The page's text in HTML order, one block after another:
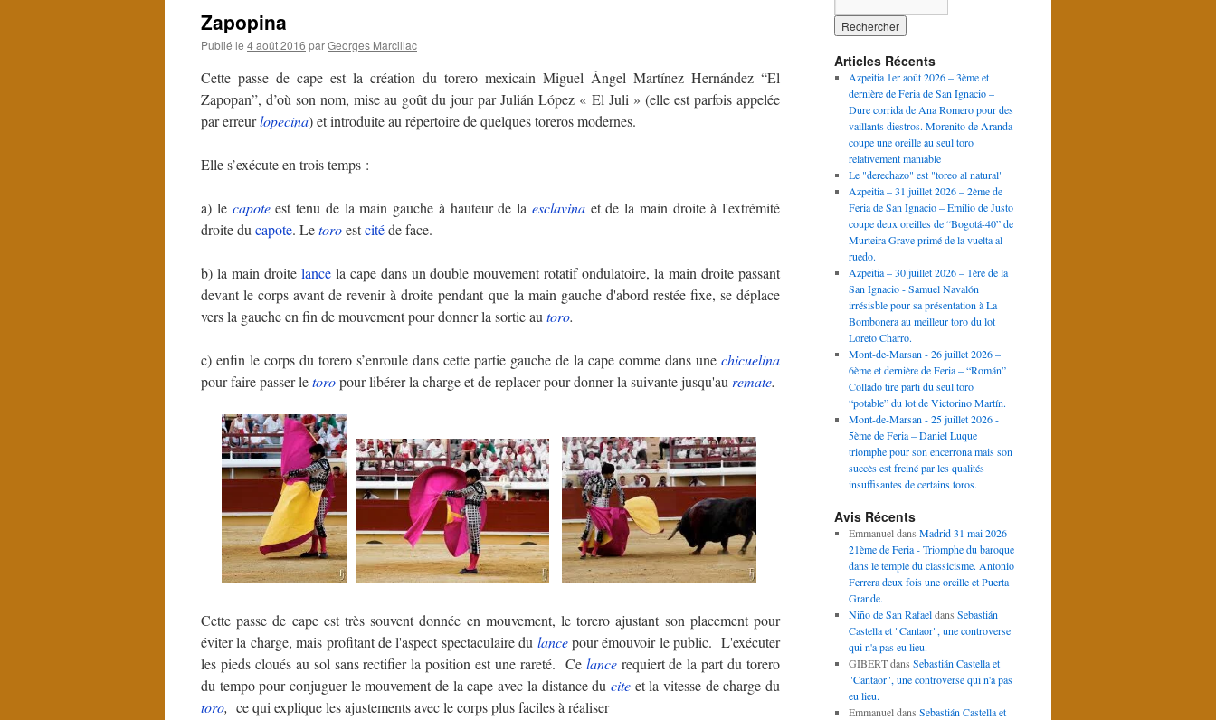
Zapopina
Publié le 4 août 2016 parGeorges Marcillac
Cette passe de cape est la création du torero mexicain Miguel Ángel Martínez Hernández “El
Zapopan”, d’où son nom, mise au goût du jour par Julián López « El Juli » (elle est parfois appelée
par erreurlopecina) et introduite au répertoire de quelques toreros modernes.
Elle s’exécute en trois temps :
a) le capoteest tenu de la main gauche à hauteur de la esclavinaet de la main droite à l'extrémité
droite du capote. Letoroestcitéde face.
b) la main droite lancela cape dans un double mouvement rotatif ondulatoire, la main droite passant
devant le corps avant de revenir à droite pendant que la main gauche d'abord restée fixe, se déplace
vers la gauche en fin de mouvement pour donner la sortie au toro.
c) enfin le corps du torero s’enroule dans cette partie gauche de la cape comme dans une chicuelina
pour faire passer letoropour libérer la charge et de replacer pour donner la suivante jusqu'au remate.
Cette passe de cape est très souvent donnée en mouvement, le torero ajustant son placement pour
éviter la charge, mais profitant de l'aspect spectaculaire du lancepour émouvoir le public. L'exécuter
les pieds cloués au sol sans rectifier la position est une rareté. Ce lancerequiert de la part du torero
du tempo pour conjuguer le mouvement de la cape avec la distance du citeet la vitesse de charge du
toro, ce qui explique les ajustements avec le corps plus faciles à réaliser
Articles Récents
Azpeitia 1er août 2026 – 3ème et
dernière de Feria de San Ignacio –
Dure corrida de Ana Romero pour des
vaillants diestros. Morenito de Aranda
coupe une oreille au seul toro
relativement maniable
Le "derechazo" est "toreo al natural"
Azpeitia – 31 juillet 2026 – 2ème de
Feria de San Ignacio – Emilio de Justo
coupe deux oreilles de “Bogotá-40” de
Murteira Grave primé de la vuelta al
ruedo.
Azpeitia – 30 juillet 2026 – 1ère de la
San Ignacio - Samuel Navalón
irrésisble pour sa présentation à La
Bombonera au meilleur toro du lot
Loreto Charro.
Mont-de-Marsan - 26 juillet 2026 –
6ème et dernière de Feria – “Román”
Collado tire parti du seul toro
“potable” du lot de Victorino Martín.
Mont-de-Marsan - 25 juillet 2026 -
5ème de Feria – Daniel Luque
triomphe pour son encerrona mais son
succès est freiné par les qualités
insuffisantes de certains toros.
Avis Récents
Emmanueldans Madrid 31 mai 2026 -
21ème de Feria - Triomphe du baroque
dans le temple du classicisme. Antonio
Ferrera deux fois une oreille et Puerta
Grande.
Niño de San Rafaeldans Sebastián
Castella et "Cantaor", une controverse
qui n'a pas eu lieu.
GIBERTdans Sebastián Castella et
"Cantaor", une controverse qui n'a pas
eu lieu.
Emmanueldans Sebastián Castella et